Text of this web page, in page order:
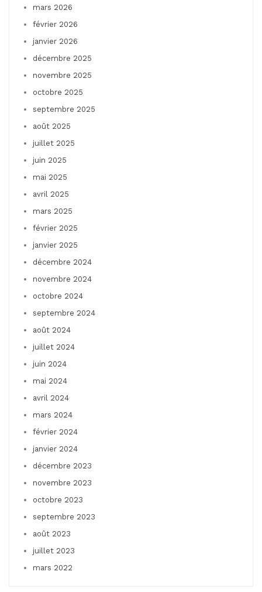
mars 2026
février 2026
janvier 2026
décembre 2025
novembre 2025
octobre 2025
septembre 2025
août 2025
juillet 2025
juin 2025
mai 2025
avril 2025
mars 2025
février 2025
janvier 2025
décembre 2024
novembre 2024
octobre 2024
septembre 2024
août 2024
juillet 2024
juin 2024
mai 2024
avril 2024
mars 2024
février 2024
janvier 2024
décembre 2023
novembre 2023
octobre 2023
septembre 2023
août 2023
juillet 2023
mars 2022